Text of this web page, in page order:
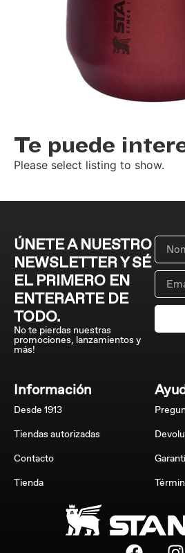
Te puede
Please select listing to show.
ÚNETE A NUESTRO
NEWSLETTER Y SÉ
EL PRIMERO EN
ENTERARTE DE
TODO.
No te pierdas nuestras
promociones, lanzamientos y
más!
Información
Desde 1913
Tiendas autorizadas
Contacto
Tienda